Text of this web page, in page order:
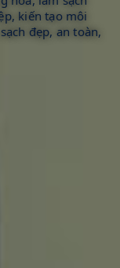
kiến tạo môi
đẹp, an toàn,